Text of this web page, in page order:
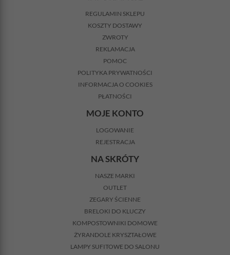
REGULAMIN SKLEPU
KOSZTY DOSTAWY
ZWROTY
REKLAMACJA
POMOC
POLITYKA PRYWATNOŚCI
INFORMACJA O COOKIES
PŁATNOŚCI
MOJE KONTO
LOGOWANIE
REJESTRACJA
NA SKRÓTY
NASZE MARKI
OUTLET
ZEGARY ŚCIENNE
BRELOKI DO KLUCZY
KOMPOSTOWNIKI DOMOWE
ŻYRANDOLE KRYSZTAŁOWE
LAMPY SUFITOWE DO SALONU